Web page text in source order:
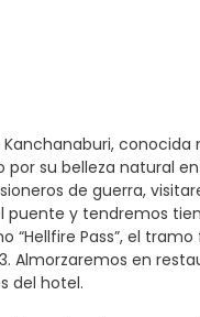
su belleza natural
de guerra,
y tendremos
Pass”, el
Almorzaremos en
del hotel.